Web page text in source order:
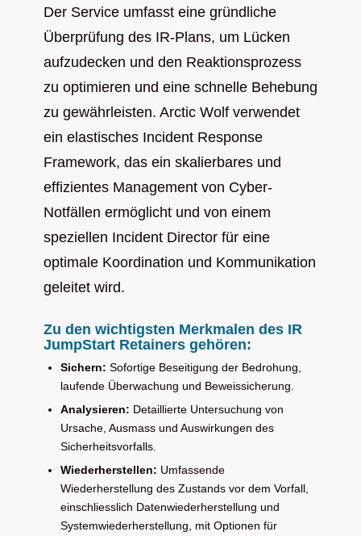
Der Service umfasst eine gründliche
Überprüfung des IR-Plans, um Lücken
aufzudecken und den Reaktionsprozess
zu optimieren und eine schnelle Behebung
zu gewährleisten. Arctic Wolf verwendet
ein elastisches Incident Response
Framework, das ein skalierbares und
effizientes Management von Cyber-
Notfällen ermöglicht und von einem
speziellen Incident Director für eine
optimale Koordination und Kommunikation
geleitet wird.
Zu den wichtigsten Merkmalen des IR
JumpStart Retainers gehören:
Sichern: Sofortige Beseitigung der Bedrohung,
laufende Überwachung und Beweissicherung.
Analysieren: Detaillierte Untersuchung von
Ursache, Ausmass und Auswirkungen des
Sicherheitsvorfalls.
Wiederherstellen: Umfassende
Wiederherstellung des Zustands vor dem Vorfall,
einschliesslich Datenwiederherstellung und
Systemwiederherstellung, mit Optionen für